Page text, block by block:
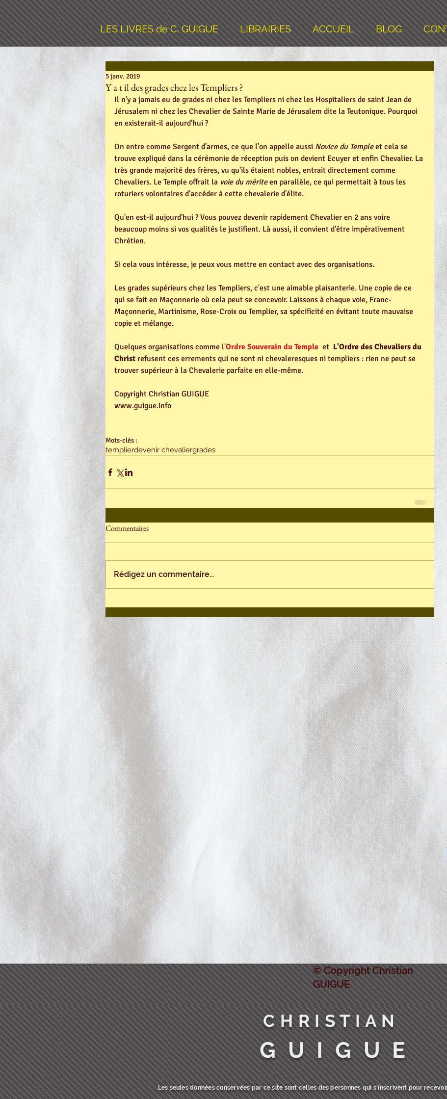
LES LIVRES de C. GUIGUE LIBRAIRIES ACCUEIL BLOG
Y a t il des grades chez les Templiers ?
5 janv. 2019
Il n'y a jamais eu de grades ni chez les Templiers ni chez les Hospitaliers de saint Jean de
Jérusalem ni chez les Chevalier de Sainte Marie de Jérusalem dite la Teutonique. Pourquoi
en existerait-il aujourd'hui ?
On entre comme Sergent d'armes, ce que l'on appelle aussi Novice du Temple et cela se
trouve expliqué dans la cérémonie de réception puis on devient Ecuyer et enfin Chevalier. La
très grande majorité des frères, vu qu'ils étaient nobles, entrait directement comme
Chevaliers. Le Temple offrait la voie du mérite en parallèle, ce qui permettait à tous les
roturiers volontaires d'accéder à cette chevalerie d'élite.
Qu'en est-il aujourd'hui ? Vous pouvez devenir rapidement Chevalier en 2 ans voire
beaucoup moins si vos qualités le justifient. Là aussi, il convient d'être impérativement
Chrétien.
Si cela vous intéresse, je peux vous mettre en contact avec des organisations.
Les grades supérieurs chez les Templiers, c'est une aimable plaisanterie. Une copie de ce
qui se fait en Maçonnerie où cela peut se concevoir. Laissons à chaque voie, Franc-
Maçonnerie, Martinisme, Rose-Croix ou Templier, sa spécificité en évitant toute mauvaise
copie et mélange.
Quelques organisations comme l'Ordre Souverain du Temple
  et
L'Ordre des Chevaliers du
Christ refusent ces errements qui ne sont ni chevaleresques ni templiers : rien ne peut se
trouver supérieur à la Chevalerie parfaite en elle-même.
Copyright Christian GUIGUE
www.guigue.info
Mots-clés :
templierdevenir chevaliergrades
Commentaires
Rédigez un commentaire...
© Copyright Christian
GUIGUE
C H R I S T I A N
G U I G U E
Les seules données conservées par ce site sont celles des personnes qui s'inscrivent pour